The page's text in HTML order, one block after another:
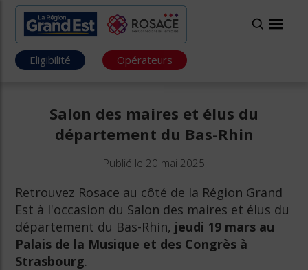
Eligibilité Opérateurs
Salon des maires et élus du
département du Bas-Rhin
Publié le 20 mai 2025
Retrouvez Rosace au côté de la Région Grand
Est à l'occasion du Salon des maires et élus du
département du Bas-Rhin, jeudi 19 mars au
Palais de la Musique et des Congrès à
Strasbourg.